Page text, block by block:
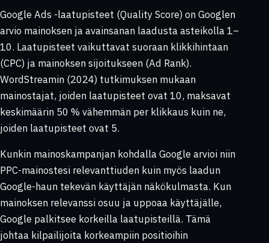
Google Ads -laatupisteet (Quality Score) on Googlen
arvio mainoksen ja avainsanan laadusta asteikolla 1–
10. Laatupisteet vaikuttavat suoraan klikkihintaan
(CPC) ja mainoksen sijoitukseen (Ad Rank).
WordStreamin (2024) tutkimuksen mukaan
mainostajat, joiden laatupisteet ovat 10, maksavat
keskimäärin 50 % vähemmän per klikkaus kuin ne,
joiden laatupisteet ovat 5.
Kunkin mainoskampanjan kohdalla Google arvioi niin
PPC-mainostesi relevanttiuden kuin myös laadun
Google-haun tekevän käyttäjän näkökulmasta. Kun
mainoksen relevanssi osuu ja uppoaa käyttäjälle,
Google palkitsee korkeilla laatupisteillä. Tämä
johtaa kilpailijoita korkeampiin positioihin